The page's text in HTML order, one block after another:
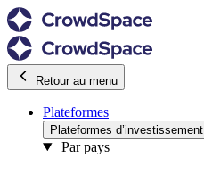
Retour au menu
Plateformes
Plateformes d’investissement
Par pays